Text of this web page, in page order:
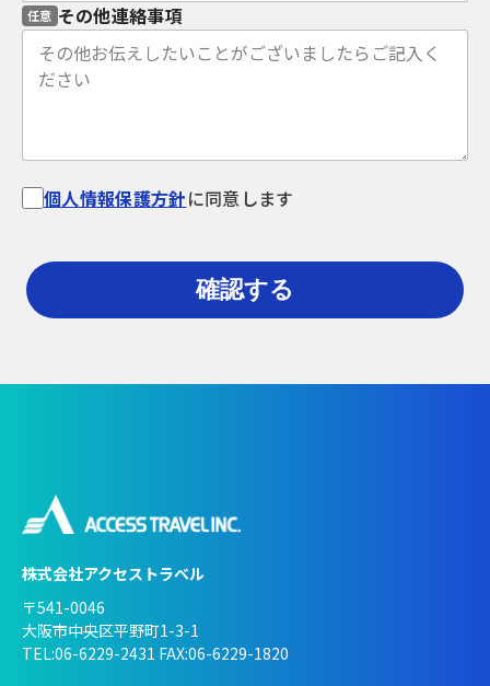
任意 その他連絡事項
個人情報保護方針に同意します
株式会社アクセストラベル
〒541-0046
大阪市中央区平野町1-3-1
TEL:06-6229-2431 FAX:06-6229-1820